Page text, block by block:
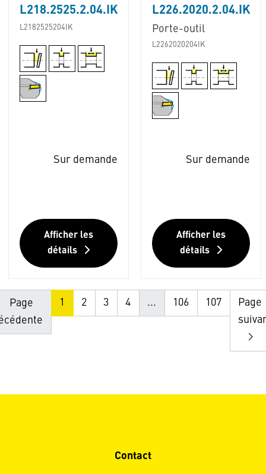
L218.2525.2.04.IK
L2182525204IK
Sur demande
Afficher les
détails
L226.2020.2.04.IK
Porte-outil
L2262020204IK
Sur demande
Afficher les
détails
Page
1 2 3 4 ... 106 107
Page
Contact